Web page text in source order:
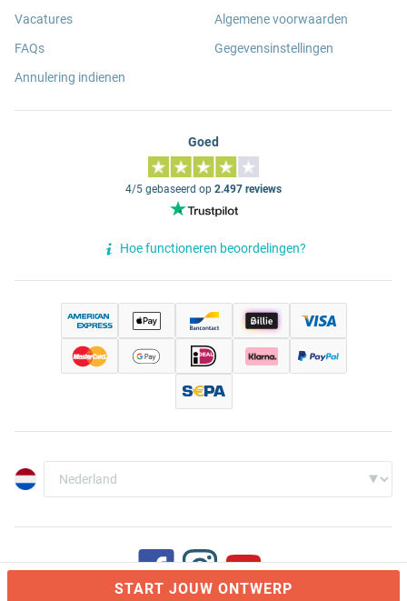
START JOUW ONTWERP
Vacatures
FAQs
Annulering indienen
Algemene voorwaarden
Gegevensinstellingen
Goed
4/5 gebaseerd op 2.497 reviews
Hoe functioneren beoordelingen?